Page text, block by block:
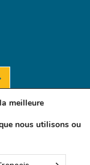
Rights Reserved
meilleure
nous utilisons ou